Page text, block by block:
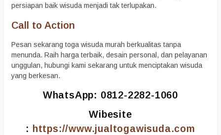
persiapan baik wisuda menjadi tak terlupakan.
Call to Action
Pesan sekarang toga wisuda murah berkualitas tanpa
menunda. Raih harga terbaik, desain personal, dan pelayanan
unggulan, hubungi kami sekarang untuk menciptakan wisuda
yang berkesan.
WhatsApp: 0812-2282-1060
Wibesite
: https://www.jualtogawisuda.com